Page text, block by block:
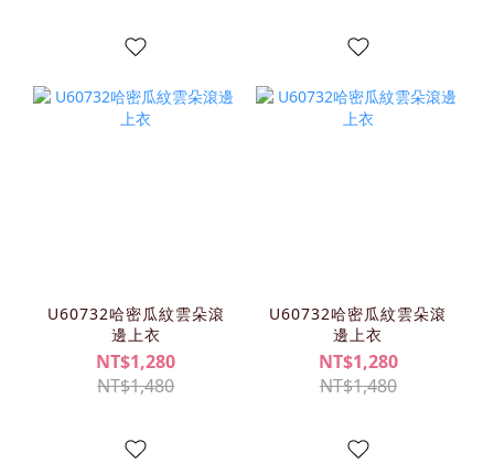
U60732哈密瓜紋雲朵滾
邊上衣
NT$1,280
NT$1,480
U60732哈密瓜紋雲朵滾
邊上衣
NT$1,280
NT$1,480